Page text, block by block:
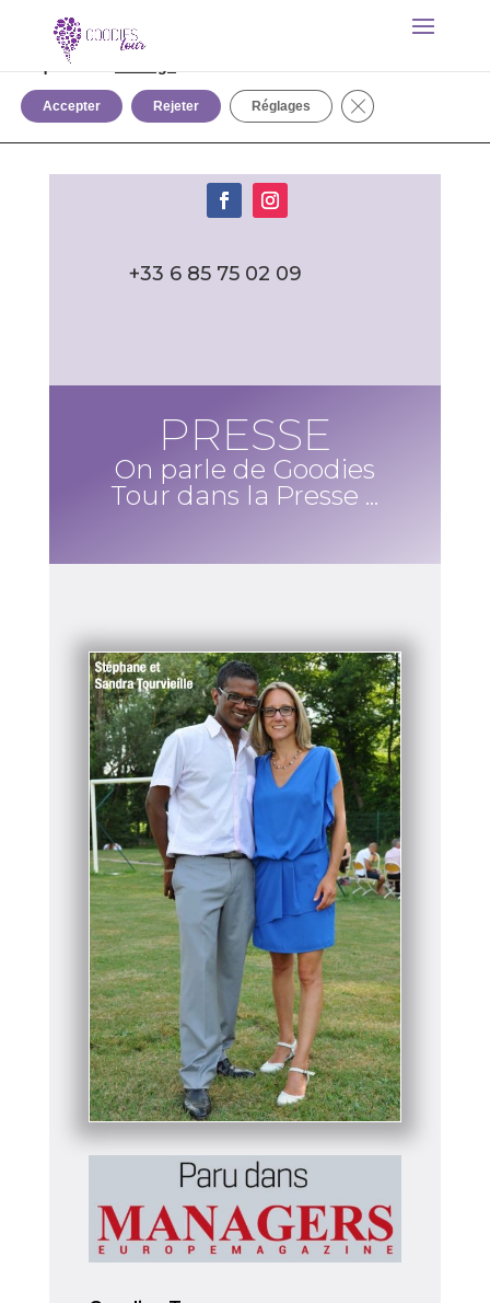
+33 6 85 75 02 09
PRESSE
On parle de Goodies
Tour dans la Presse ...
Nous utilisons des cookies pour suivre anonymement la
fréquentation du site. Vous pouvez les (dés)activer en
cliquant sur
Accepter Rejeter Réglages Fermer la